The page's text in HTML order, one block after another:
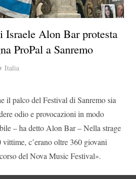
Israele Alon Bar protesta
ProPal a Sanremo
Italia
il palco del Festival di Sanremo sia
odio e provocazioni in modo
– ha detto Alon Bar – Nella strage
c’erano oltre 360 giovani
del Nova Music Festival».